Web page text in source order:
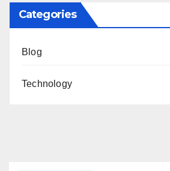
Categories
Blog
Technology